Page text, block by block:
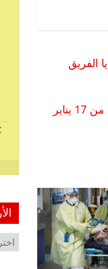
الفريق
وزيرة التخطيط: تم الاتفاق على بدء صرف الدفعة الثانية من منحة العمالة غير المنتظمة اعتبارا من 17 يناير